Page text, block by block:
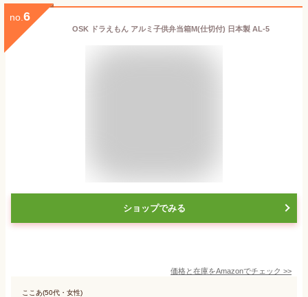
no. 6
OSK ドラえもん アルミ子供弁当箱M(仕切付) 日本製 AL-5
ショップでみる
価格と在庫をAmazonでチェック >>
ここあ(50代・女性)